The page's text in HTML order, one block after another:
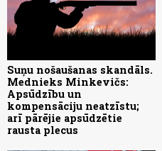
Suņu nošaušanas skandāls.
Mednieks Minkevičs:
Apsūdzību un
kompensāciju neatzīstu;
arī pārējie apsūdzētie
rausta plecus